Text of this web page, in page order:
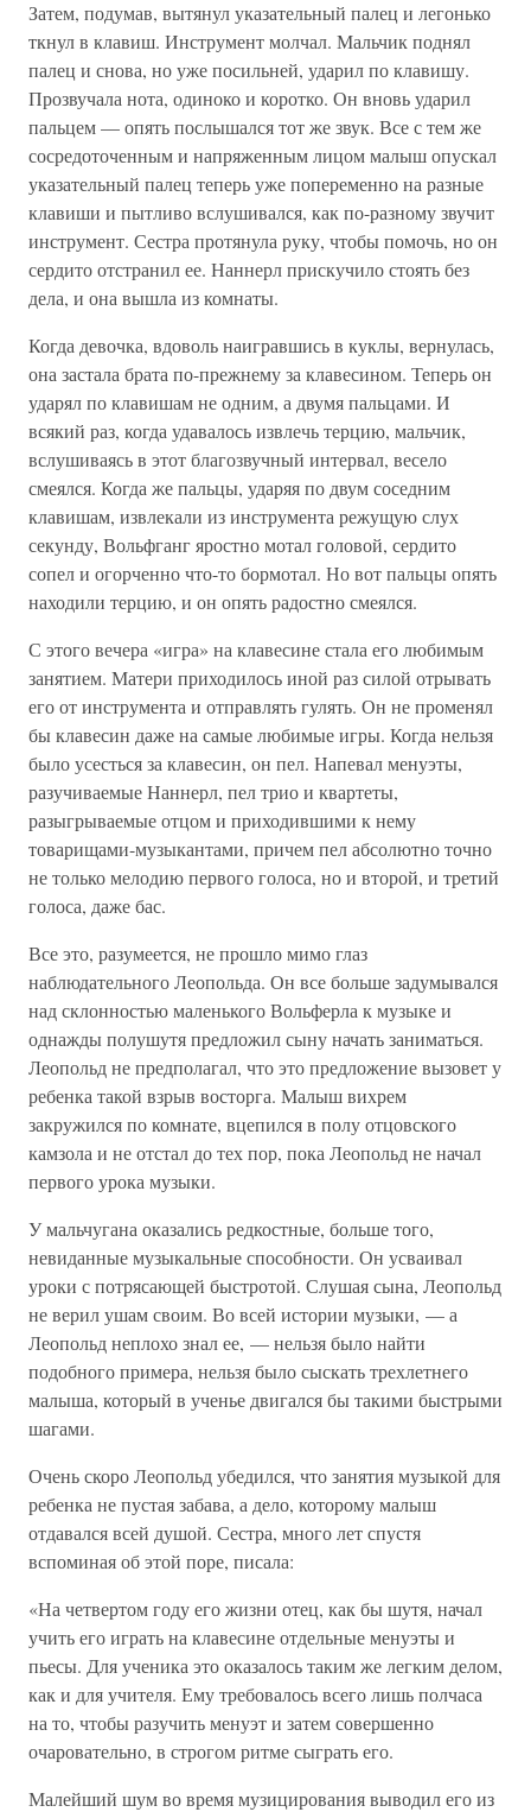
Затем, подумав, вытянул указательный палец и легонько
ткнул в клавиш. Инструмент молчал. Мальчик поднял
палец и снова, но уже посильней, ударил по клавишу.
Прозвучала нота, одиноко и коротко. Он вновь ударил
пальцем — опять послышался тот же звук. Все с тем же
сосредоточенным и напряженным лицом малыш опускал
указательный палец теперь уже попеременно на разные
клавиши и пытливо вслушивался, как по-разному звучит
инструмент. Сестра протянула руку, чтобы помочь, но он
сердито отстранил ее. Наннерл прискучило стоять без
дела, и она вышла из комнаты.
Когда девочка, вдоволь наигравшись в куклы, вернулась,
она застала брата по-прежнему за клавесином. Теперь он
ударял по клавишам не одним, а двумя пальцами. И
всякий раз, когда удавалось извлечь терцию, мальчик,
вслушиваясь в этот благозвучный интервал, весело
смеялся. Когда же пальцы, ударяя по двум соседним
клавишам, извлекали из инструмента режущую слух
секунду, Вольфганг яростно мотал головой, сердито
сопел и огорченно что-то бормотал. Но вот пальцы опять
находили терцию, и он опять радостно смеялся.
С этого вечера «игра» на клавесине стала его любимым
занятием. Матери приходилось иной раз силой отрывать
его от инструмента и отправлять гулять. Он не променял
бы клавесин даже на самые любимые игры. Когда нельзя
было усесться за клавесин, он пел. Напевал менуэты,
разучиваемые Наннерл, пел трио и квартеты,
разыгрываемые отцом и приходившими к нему
товарищами-музыкантами, причем пел абсолютно точно
не только мелодию первого голоса, но и второй, и третий
голоса, даже бас.
Все это, разумеется, не прошло мимо глаз
наблюдательного Леопольда. Он все больше задумывался
над склонностью маленького Вольферла к музыке и
однажды полушутя предложил сыну начать заниматься.
Леопольд не предполагал, что это предложение вызовет у
ребенка такой взрыв восторга. Малыш вихрем
закружился по комнате, вцепился в полу отцовского
камзола и не отстал до тех пор, пока Леопольд не начал
первого урока музыки.
У мальчугана оказались редкостные, больше того,
невиданные музыкальные способности. Он усваивал
уроки с потрясающей быстротой. Слушая сына, Леопольд
не верил ушам своим. Во всей истории музыки, — а
Леопольд неплохо знал ее, — нельзя было найти
подобного примера, нельзя было сыскать трехлетнего
малыша, который в ученье двигался бы такими быстрыми
шагами.
Очень скоро Леопольд убедился, что занятия музыкой для
ребенка не пустая забава, а дело, которому малыш
отдавался всей душой. Сестра, много лет спустя
вспоминая об этой поре, писала:
«На четвертом году его жизни отец, как бы шутя, начал
учить его играть на клавесине отдельные менуэты и
пьесы. Для ученика это оказалось таким же легким делом,
как и для учителя. Ему требовалось всего лишь полчаса
на то, чтобы разучить менуэт и затем совершенно
очаровательно, в строгом ритме сыграть его.
Малейший шум во время музицирования выводил его из